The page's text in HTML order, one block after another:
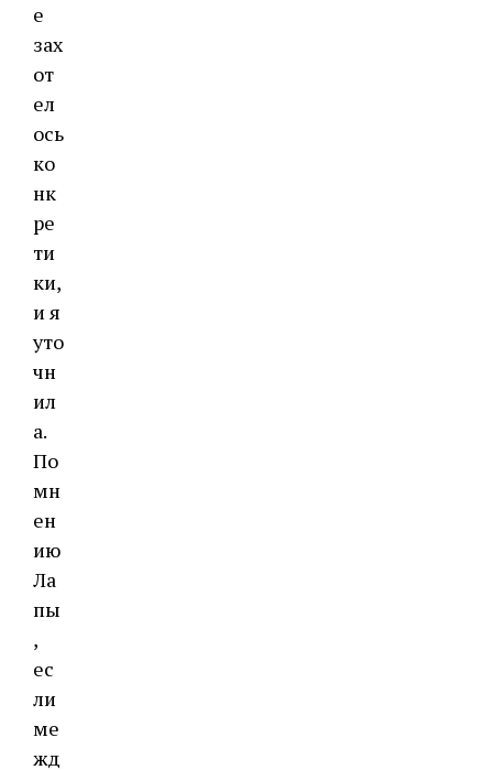
е
зах
от
ел
ось
ко
нк
ре
ти
ки,
и я
уто
чн
ил
а.
По
мн
ен
ию
Ла
пы
,
ес
ли
ме
жд